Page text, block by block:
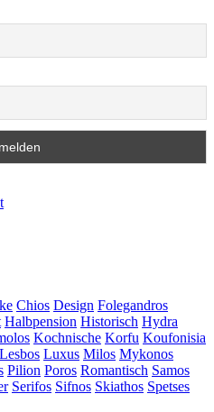
Chios Design Folegandros
Halbpension Historisch Hydra
Kochnische Korfu Koufonisia
Lesbos Luxus Milos Mykonos
Pilion Poros Romantisch Samos
Serifos Sifnos Skiathos Spetses